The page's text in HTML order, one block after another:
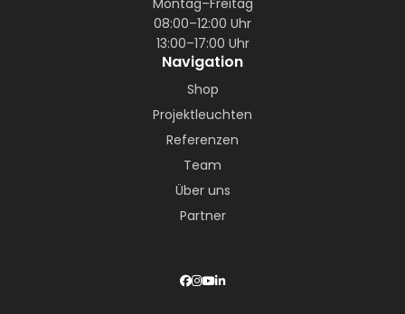
08:00–12:00 Uhr
13:00–17:00 Uhr
Navigation
Shop
Projektleuchten
Referenzen
Team
Über uns
Partner